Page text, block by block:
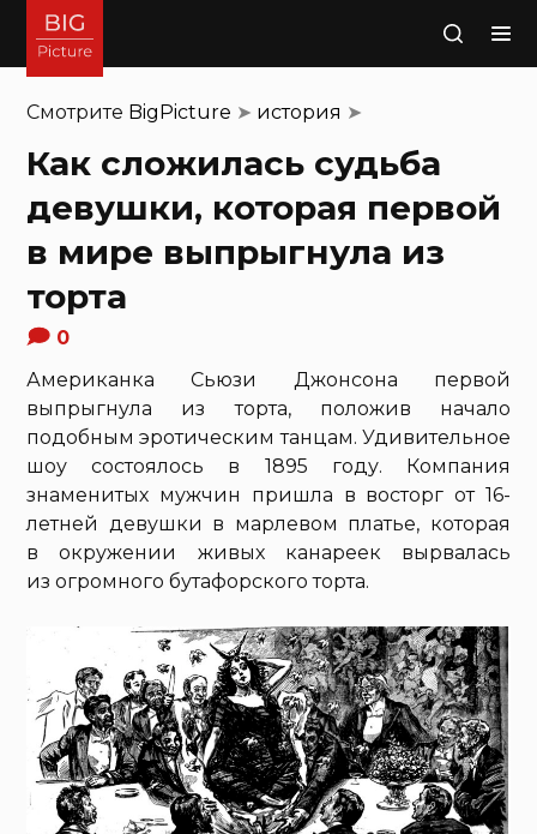
Поиск
Смотрите BigPicture ➤ история ➤
Как сложилась судьба
девушки, которая первой
в мире выпрыгнула из
торта
0
Американка Сьюзи Джонсона первой
выпрыгнула из торта, положив начало
подобным эротическим танцам. Удивительное
шоу состоялось в 1895 году. Компания
знаменитых мужчин пришла в восторг от 16-
летней девушки в марлевом платье, которая
в окружении живых канареек вырвалась
из огромного бутафорского торта.